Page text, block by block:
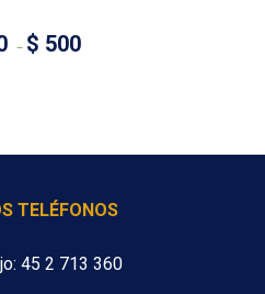
– $ 500
TELÉFONOS
45 2 713 360